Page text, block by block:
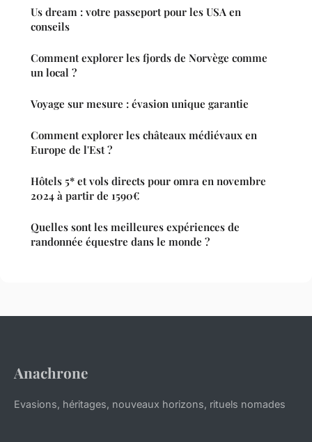
Us dream : votre passeport pour les USA en
conseils
Comment explorer les fjords de Norvège comme
un local ?
Voyage sur mesure : évasion unique garantie
Comment explorer les châteaux médiévaux en
Europe de l'Est ?
Hôtels 5* et vols directs pour omra en novembre
2024 à partir de 1590€
Quelles sont les meilleures expériences de
randonnée équestre dans le monde ?
Anachrone
Evasions, héritages, nouveaux horizons, rituels nomades